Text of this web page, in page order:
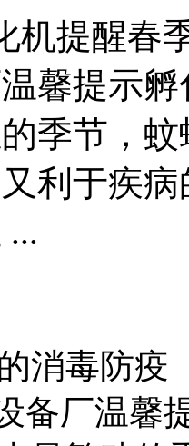
机提醒春
馨提示
季节，
利于疾
消毒防疫
厂温馨